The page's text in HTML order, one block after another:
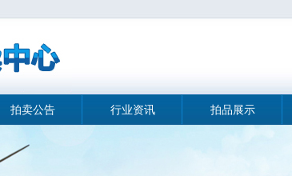
拍卖公告 行业资讯 拍品展示